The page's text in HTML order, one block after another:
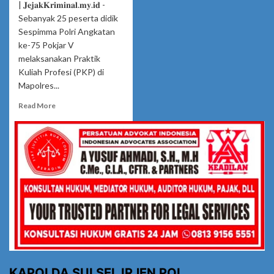
| 𝐉𝐞𝐣𝐚𝐤𝐊𝐫𝐢𝐦𝐢𝐧𝐚𝐥.𝐦𝐲.𝐢𝐝 -
Sebanyak 25 peserta didik
Sespimma Polri Angkatan
ke-75 Pokjar V
melaksanakan Praktik
Kuliah Profesi (PKP) di
Mapolres...
Read MoreRead
about
Sespimma
Polri
Angkatan
75
Pokjar
V
Gelar
PKP
dan
FGD
Polres